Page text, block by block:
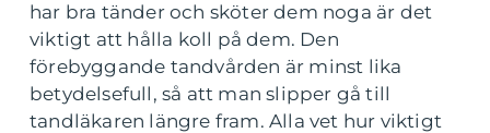
har bra tänder och sköter dem noga är det
viktigt att hålla koll på dem. Den
förebyggande tandvården är minst lika
betydelsefull, så att man slipper gå till
tandläkaren längre fram. Alla vet hur viktigt